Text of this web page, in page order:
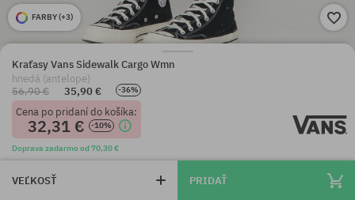
FARBY (+3)
Kraťasy Vans Sidewalk Cargo Wmn
hnedá (antelope)
56,90 €
35,90 € -36%
Cena po pridaní do košíka:
32,31 € -10%
Doprava zadarmo od 70,30 €
VEĽKOSŤ PRIDAŤ